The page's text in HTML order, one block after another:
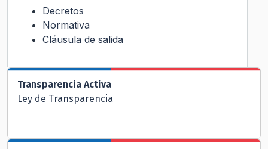
Decretos
Normativa
Cláusula de salida
Transparencia Activa
Ley de Transparencia